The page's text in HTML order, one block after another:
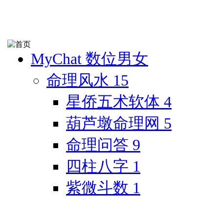
MyChat 数位男女
命理风水 15
星侨五术软体 4
葫芦墩命理网 5
命理问答 9
四柱八字 1
紫微斗数 1